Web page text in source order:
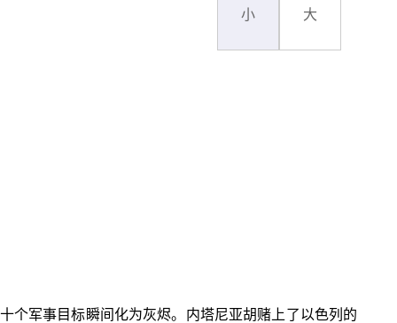
小 大
个军事目标瞬间化为灰烬。内塔尼亚胡赌上了以色列的